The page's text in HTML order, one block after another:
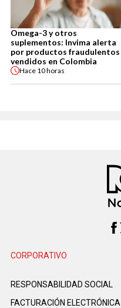
Omega-3 y otros
suplementos: Invima alerta
por productos fraudulentos
vendidos en Colombia
Hace 10 horas
CORPORATIVO
RESPONSABILIDAD SOCIAL
FACTURACIÓN ELECTRÓNICA